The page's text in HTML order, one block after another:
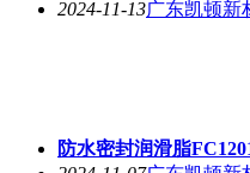
2024-11-13广东凯顿新
防水密封润滑脂